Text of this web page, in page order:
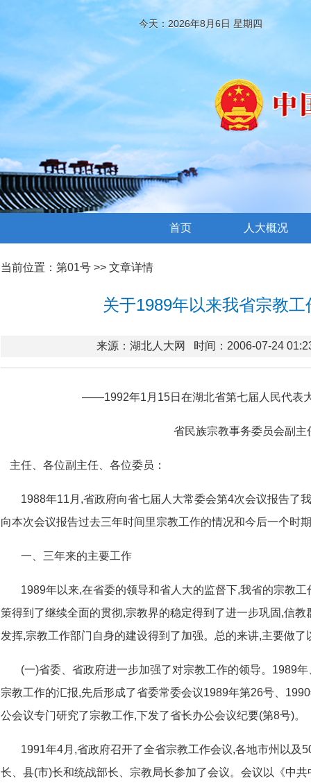
今天：2026年8月6日 星期四
首页 人大概况
当前位置： 第01号 >> 文章详情
关于1989年以来我省宗教
来源：湖北人大网 时间：2006-07-24
——1992年1月15日在湖北省第七届人民代表
省民族宗教事务委员会副
主任、各位副主任、各位委员：
1988年11月,省政府向省七届人大常委会第4次会议报告了
向本次会议报告过去三年时间里宗教工作的情况和今后一个时
一、三年来的主要工作
1989年以来,在省委的领导和省人大的监督下,我省的宗教
策得到了继续全面的贯彻,宗教界的稳定得到了进一步巩固,信
发挥,宗教工作部门自身的建设得到了加强。总的来讲,主要做了
(一)省委、省政府进一步加强了对宗教工作的领导。1989
宗教工作的汇报,先后形成了省委常委会议1989年第26号、
公会议专门研究了宗教工作,下发了省长办公会议纪要(第8号)。
1991年4月,省政府召开了全省宗教工作会议,各地市州以及
长、县(市)长和统战部长、宗教局长参加了会议。会议以《中